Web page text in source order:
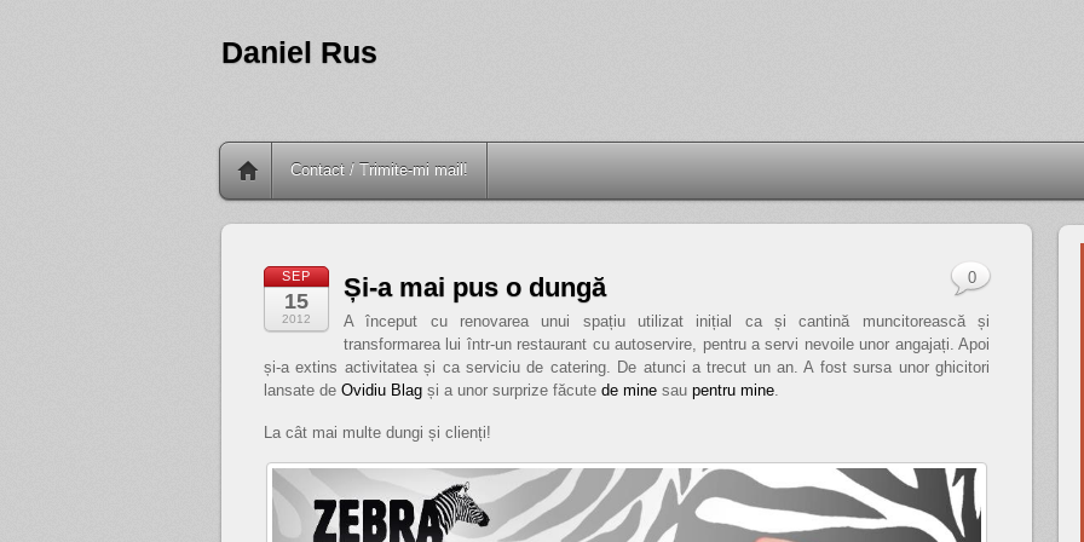
Daniel Rus
Contact / Trimite-mi mail!
SEP
15
2012
Și-a mai pus o dungă
A început cu renovarea unui spațiu utilizat inițial ca și cantină muncitorească și
transformarea lui într-un restaurant cu autoservire, pentru a servi nevoile unor angajați. Apoi
și-a extins activitatea și ca serviciu de catering. De atunci a trecut un an. A fost sursa unor ghicitori
lansate de Ovidiu Blag și a unor surprize făcute de mine sau pentru mine.
La cât mai multe dungi și clienți!
0